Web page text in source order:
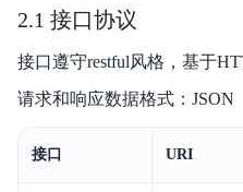
功能发布记录
产品描述
操作指南
技术接入文档
2.1 接口协议
接口遵守restful风格，基于
请求和响应数据格式：JSON
接口 URI